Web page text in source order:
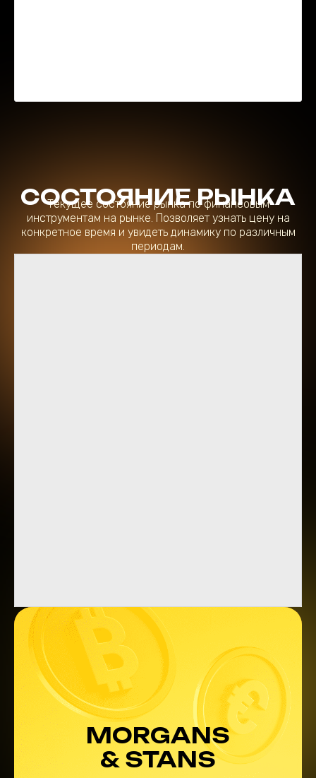
СОСТОЯНИЕ РЫНКА
Текущее состояние рынка по финансовым
инструментам на рынке. Позволяет узнать цену на
конкретное время и увидеть динамику по различным
периодам.
MORGANS
& STANS